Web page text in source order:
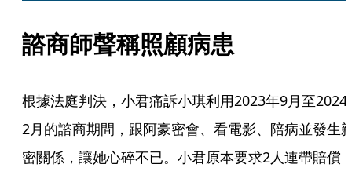
諮商師聲稱照顧病患
根據法庭判決，小君痛訴小琪利用2023年9月至2024
2月的諮商期間，跟阿豪密會、看電影、陪病並發生
密關係，讓她心碎不已。小君原本要求2人連帶賠償